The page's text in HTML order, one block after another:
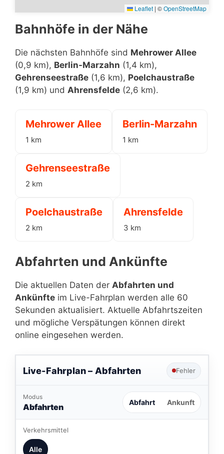
Leaflet | ©OpenStreetMap
Bahnhöfe in der Nähe
Die nächsten Bahnhöfe sind Mehrower Allee
(0,9 km), Berlin-Marzahn (1,4 km),
Gehrenseestraße (1,6 km), Poelchaustraße
(1,9 km) und Ahrensfelde (2,6 km).
Mehrower Allee
1 km
Berlin-Marzahn
1 km
Gehrenseestraße
2 km
Poelchaustraße
2 km
Ahrensfelde
3 km
Abfahrten und Ankünfte
Die aktuellen Daten der Abfahrten und
Ankünfte im Live-Fahrplan werden alle 60
Sekunden aktualisiert. Aktuelle Abfahrtszeiten
und mögliche Verspätungen können direkt
online eingesehen werden.
Live-Fahrplan – Abfahrten Fehler
Modus
Abfahrten Abfahrt Ankunft
Verkehrsmittel
Alle